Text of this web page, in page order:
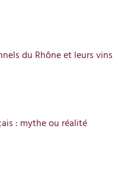
du Rhône et leurs vins
: mythe ou réalité